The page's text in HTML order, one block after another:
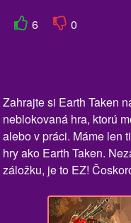
6 0
Zahrajte si Earth Taken
neblokovaná hra, ktorú
alebo v práci. Máme len
hry ako Earth Taken.
záložku, je to EZ!